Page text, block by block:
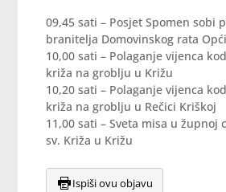
09,45 sati – Posjet Spomen sobi
branitelja Domovinskog rata
10,00 sati – Polaganje vijenca
križa na groblju u Križu
10,20 sati – Polaganje vijenca
križa na groblju u Rečici Kriškoj
11,00 sati – Sveta misa u župnoj
sv. Križa u Križu
Ispiši ovu objavu